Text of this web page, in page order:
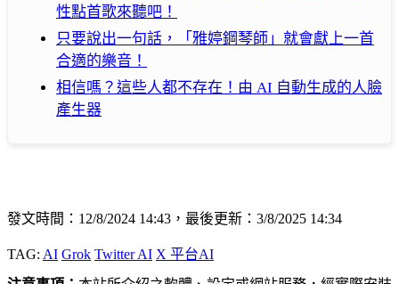
性點首歌來聽吧！
只要說出一句話，「雅婷鋼琴師」就會獻上一首
合適的樂音！
相信嗎？這些人都不存在！由 AI 自動生成的人臉
產生器
發文時間：12/8/2024 14:43，最後更新：3/8/2025 14:34
TAG: AI Grok Twitter AI X 平台AI